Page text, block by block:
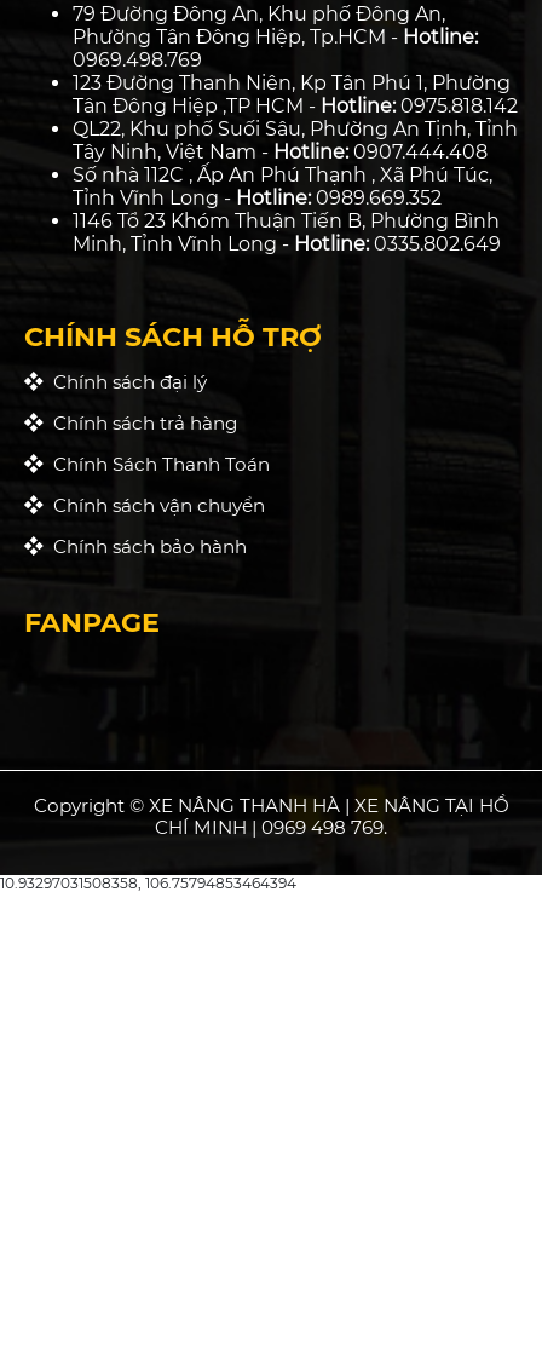
79 Đường Đông An, Khu phố Đông An,
Phường Tân Đông Hiệp, Tp.HCM - Hotline:
0969.498.769
123 Đường Thanh Niên, Kp Tân Phú 1, Phường
Tân Đông Hiệp ,TP HCM - Hotline:0975.818.142
QL22, Khu phố Suối Sâu, Phường An Tịnh, Tỉnh
Tây Ninh, Việt Nam - Hotline:0907.444.408
Số nhà 112C , Ấp An Phú Thạnh , Xã Phú Túc,
Tỉnh Vĩnh Long - Hotline:0989.669.352
1146 Tổ 23 Khóm Thuận Tiến B, Phường Bình
Minh, Tỉnh Vĩnh Long - Hotline:0335.802.649
CHÍNH SÁCH HỖ TRỢ
Chính sách đại lý
Chính sách trả hàng
Chính Sách Thanh Toán
Chính sách vận chuyển
Chính sách bảo hành
FANPAGE
Copyright © XE NÂNG THANH HÀ | XE NÂNG TẠI HỒ
CHÍ MINH | 0969 498 769.
10.93297031508358, 106.75794853464394